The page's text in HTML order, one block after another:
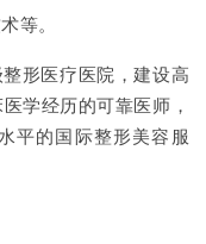
等。
形医疗医院，建设高
学经历的可靠医师，
平的国际整形美容服